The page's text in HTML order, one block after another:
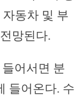
동차 및 부
망된다.
어서면 분
들어온다. 수